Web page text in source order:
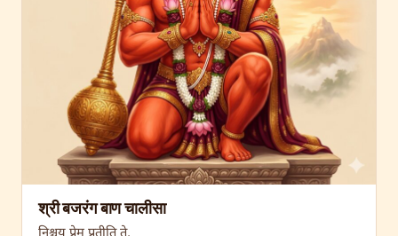
श्री बजरंग बाण चालीसा